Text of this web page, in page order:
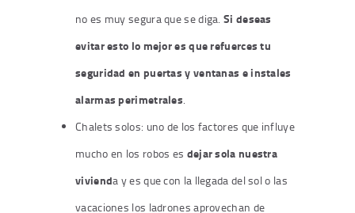
no es muy segura que se diga.Si deseas
evitar esto lo mejor es que refuerces tu
seguridad en puertas y ventanas e instales
alarmas perimetrales.
Chalets solos: uno de los factores que influye
mucho en los robos es dejar sola nuestra
vivienda y es que con la llegada del sol o las
vacaciones los ladrones aprovechan de